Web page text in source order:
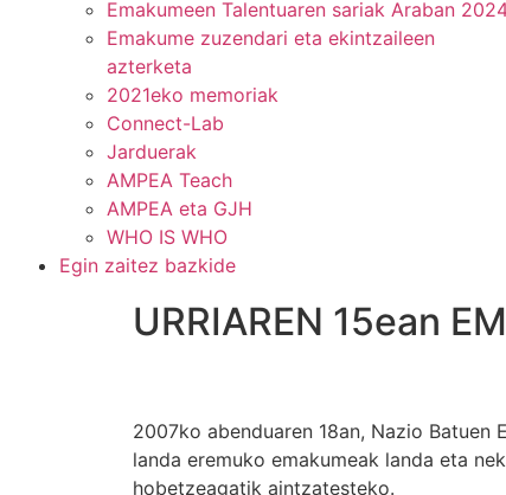
Emakumeen Talentuaren sariak Araban
Emakume zuzendari eta ekintzaileen
azterketa
2021eko memoriak
Connect-Lab
Jarduerak
AMPEA Teach
AMPEA eta GJH
WHO IS WHO
Egin zaitez bazkide
URRIAREN 15ean
2007ko abenduaren 18an, Nazio Batuen
landa eremuko emakumeak landa eta
hobetzeagatik aintzatesteko.